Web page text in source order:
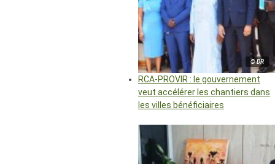
© DR
RCA-PROVIR : le gouvernement
veut accélérer les chantiers dans
les villes bénéficiaires